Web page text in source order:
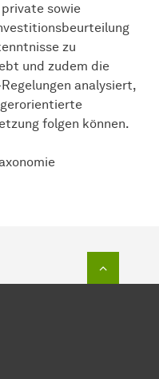
sowie
zu
und zudem die
analysiert,
folgen können.